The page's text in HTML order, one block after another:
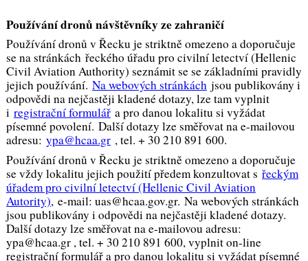
Používání dronů návštěvníky ze zahraničí
Používání dronů v Řecku je striktně omezeno a doporučuje
se na stránkách řeckého úřadu pro civilní letectví (Hellenic
Civil Aviation Authority) seznámit se se základními pravidly
jejich používání. Na webových stránkáchjsou publikovány i
odpovědi na nejčastěji kladené dotazy, lze tam vyplnit
i registrační formulářa pro danou lokalitu si vyžádat
písemné povolení. Další dotazy lze směřovat na e-mailovou
adresu: ypa@hcaa.gr, tel. + 30 210 891 600.
Používání dronů v Řecku je striktně omezeno a doporučuje
se vždy lokalitu jejich použití předem konzultovat s řeckým
úřadem pro civilní letectví (Hellenic Civil Aviation
Autority), e-mail: uas@hcaa.gov.gr. Na webových stránkách
jsou publikovány i odpovědi na nejčastěji kladené dotazy.
Další dotazy lze směřovat na e-mailovou adresu:
ypa@hcaa.gr , tel. + 30 210 891 600, vyplnit on-line
registrační formulář a pro danou lokalitu si vyžádat písemné